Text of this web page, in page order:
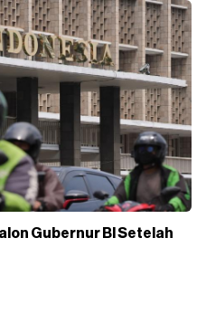
Gubernur BI Setelah